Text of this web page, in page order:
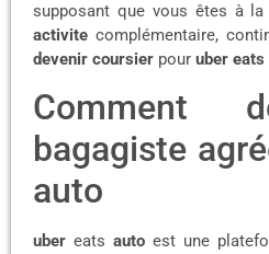
supposant que vous êtes à la
activite complémentaire,
devenir coursier pour uber eats
Comment
bagagiste
auto
uber eats auto est une